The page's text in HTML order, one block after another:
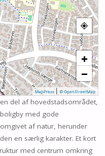
+
−
MapPress| © OpenStreetMap
del af hovedstadsområdet,
med gode
af natur, herunder
en særlig karakter. Et kort
med centrum omkring